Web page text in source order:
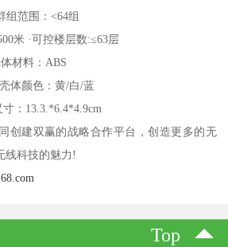
组范围：<64组
米 ·可控楼层数:≤63层
材料：ABS
体颜色：黄/白/蓝
寸：13.3.*6.4*4.9cm
创建双赢的战略合作平台，创造更多的无
线科技的魅力!
Top